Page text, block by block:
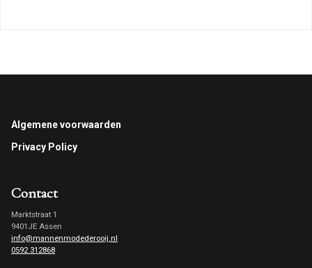
Footer
Algemene voorwaarden
Privacy Policy
Contact
Marktstraat 1
9401JE Assen
info@mannenmodederooij.nl
0592 312868